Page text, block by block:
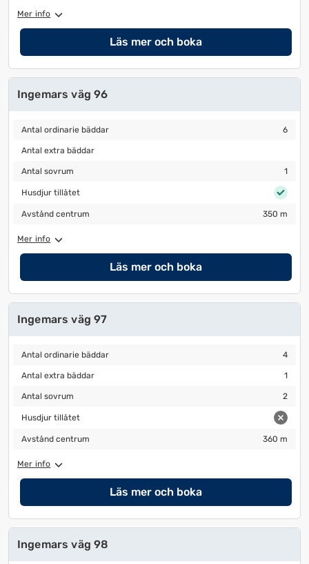
Mer info
Läs mer och boka
Ingemars väg 96
Antal ordinarie bäddar
Antal ordinarie bäddar 6
Antal extra bäddar
Antal extra bäddar
Antal sovrum
Antal sovrum 1
Husdjur tillåtet
Husdjur tillåtet
Avstånd centrum
Avstånd centrum 350 m
Mer info
Läs mer och boka
Ingemars väg 97
Antal ordinarie bäddar
Antal ordinarie bäddar 4
Antal extra bäddar
Antal extra bäddar 1
Antal sovrum
Antal sovrum 2
Husdjur tillåtet
Husdjur tillåtet
Avstånd centrum
Avstånd centrum 360 m
Mer info
Läs mer och boka
Ingemars väg 98